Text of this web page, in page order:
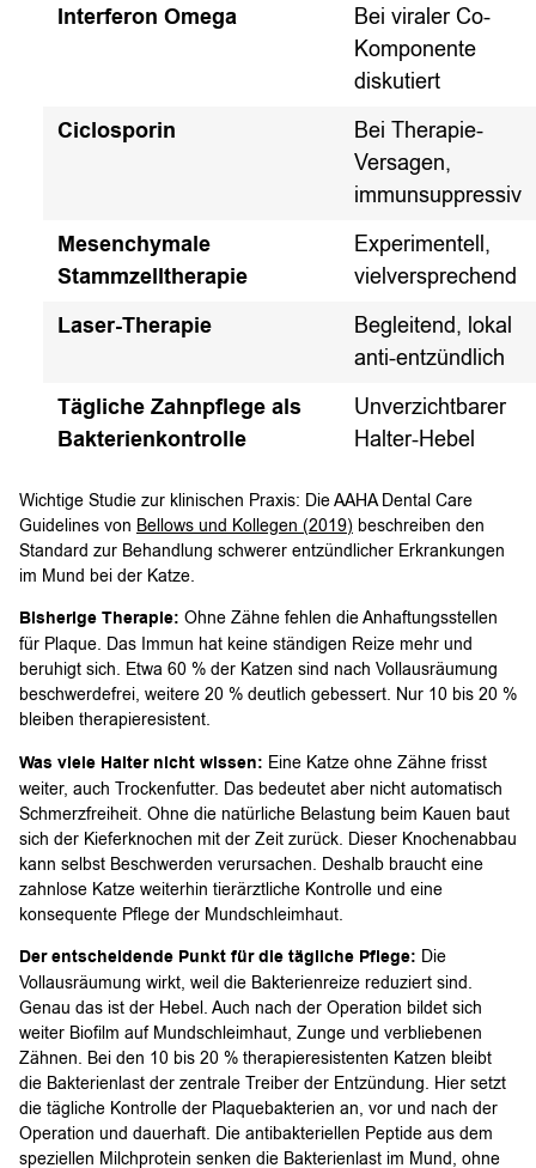
Interferon Omega
Bei viraler Co-
Komponente
diskutiert
Ciclosporin
Bei Therapie-
Versagen,
immunsuppressiv
Mesenchymale
Stammzelltherapie
Experimentell,
vielversprechend
Laser-Therapie
Begleitend, lokal
anti-entzündlich
Tägliche Zahnpflege als
Bakterienkontrolle
Unverzichtbarer
Halter-Hebel
Wichtige Studie zur klinischen Praxis: Die AAHA Dental Care
Guidelines von Bellows und Kollegen (2019) beschreiben den
Standard zur Behandlung schwerer entzündlicher Erkrankungen
im Mund bei der Katze.
Bisherige Therapie: Ohne Zähne fehlen die Anhaftungsstellen
für Plaque. Das Immun hat keine ständigen Reize mehr und
beruhigt sich. Etwa 60 % der Katzen sind nach Vollausräumung
beschwerdefrei, weitere 20 % deutlich gebessert. Nur 10 bis 20 %
bleiben therapieresistent.
Was viele Halter nicht wissen: Eine Katze ohne Zähne frisst
weiter, auch Trockenfutter. Das bedeutet aber nicht automatisch
Schmerzfreiheit. Ohne die natürliche Belastung beim Kauen baut
sich der Kieferknochen mit der Zeit zurück. Dieser Knochenabbau
kann selbst Beschwerden verursachen. Deshalb braucht eine
zahnlose Katze weiterhin tierärztliche Kontrolle und eine
konsequente Pflege der Mundschleimhaut.
Der entscheidende Punkt für die tägliche Pflege: Die
Vollausräumung wirkt, weil die Bakterienreize reduziert sind.
Genau das ist der Hebel. Auch nach der Operation bildet sich
weiter Biofilm auf Mundschleimhaut, Zunge und verbliebenen
Zähnen. Bei den 10 bis 20 % therapieresistenten Katzen bleibt
die Bakterienlast der zentrale Treiber der Entzündung. Hier setzt
die tägliche Kontrolle der Plaquebakterien an, vor und nach der
Operation und dauerhaft. Die antibakteriellen Peptide aus dem
speziellen Milchprotein senken die Bakterienlast im Mund, ohne